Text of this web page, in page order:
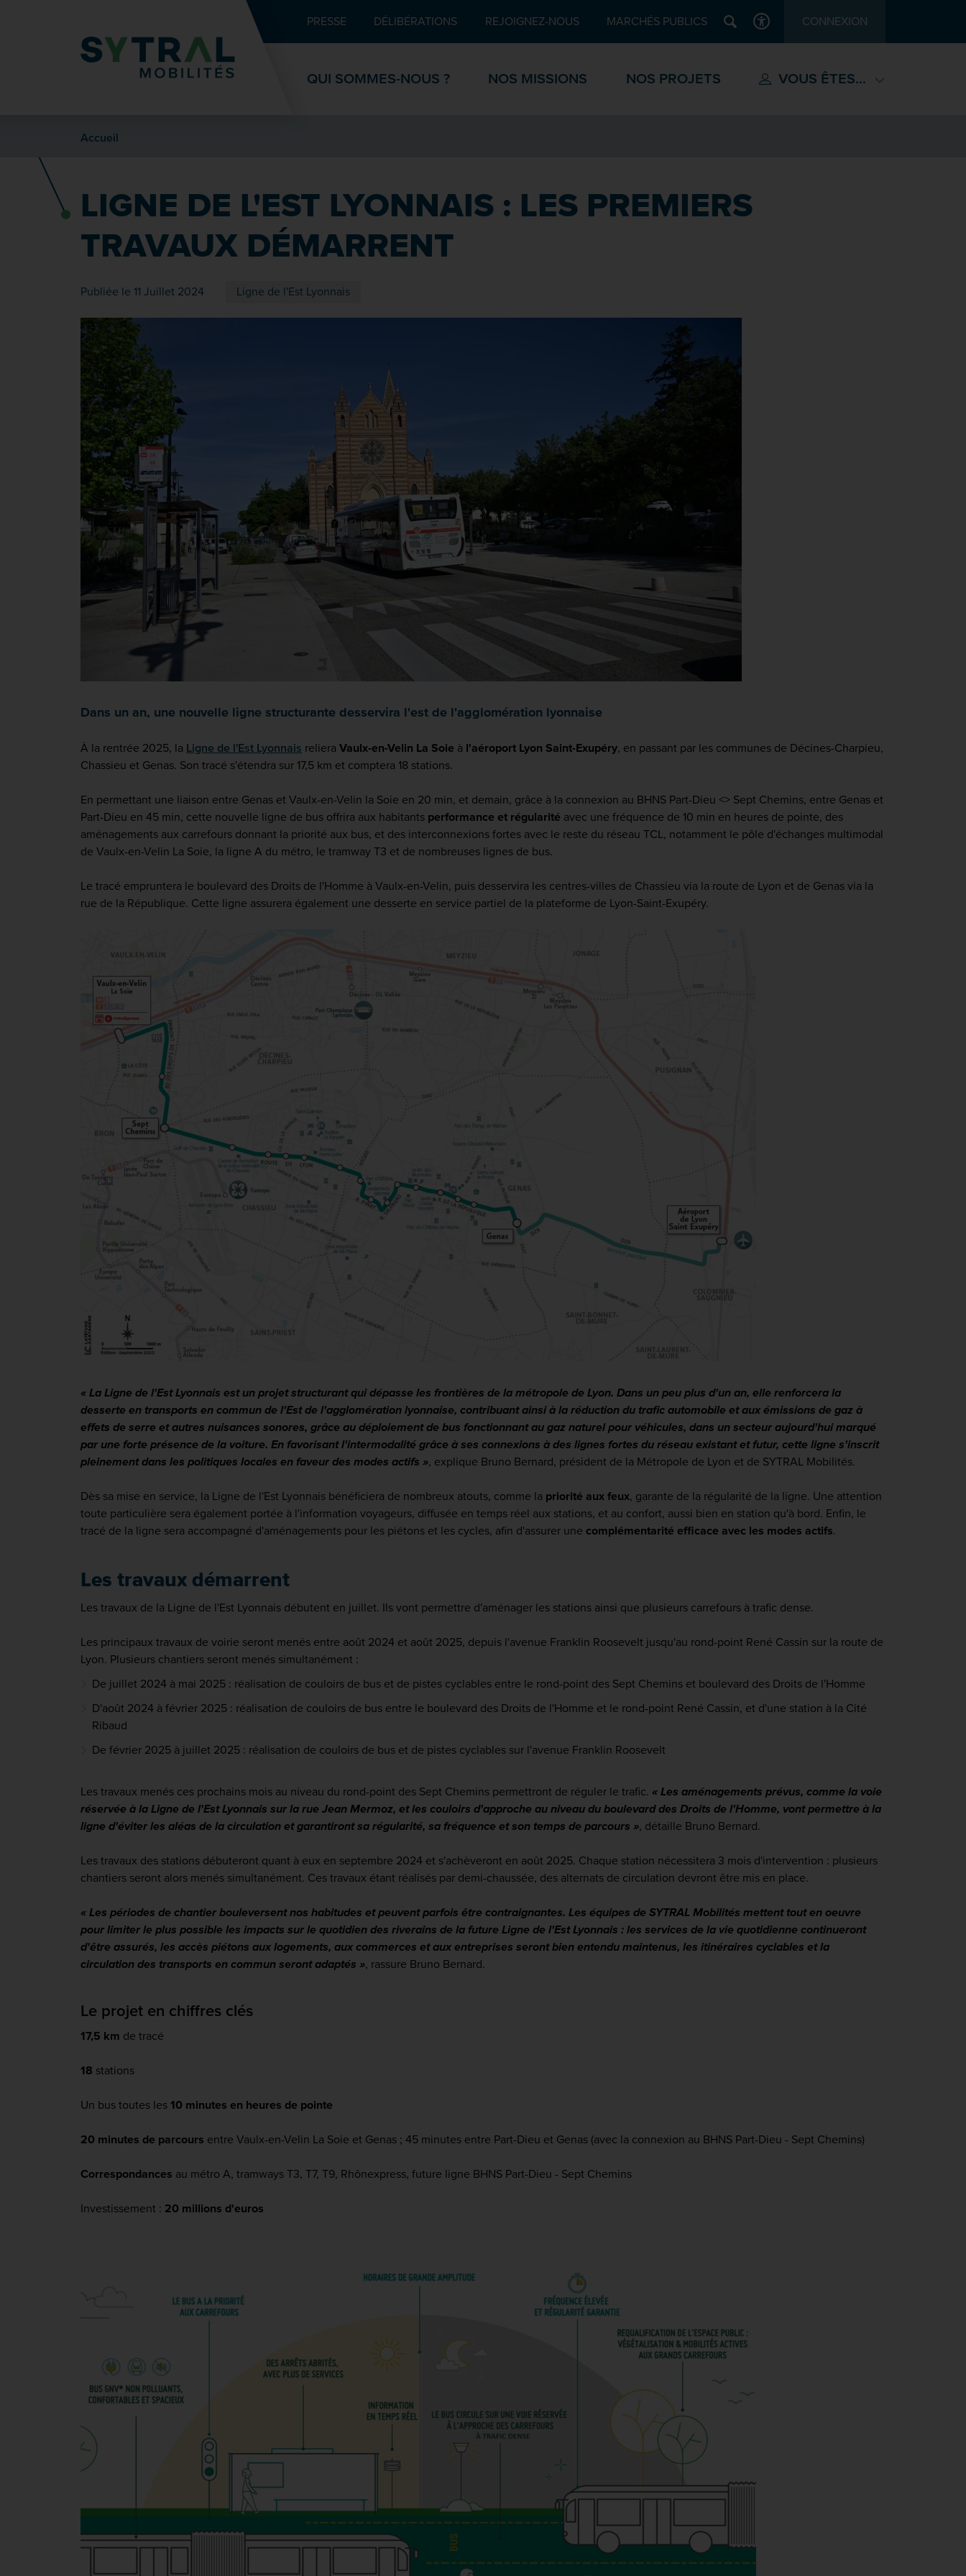
Recherche Pied de page
PRESSE DÉLIBÉRATIONS REJOIGNEZ-NOUS MARCHÉS PUBLICS Recherche
ACCESSIBILITÉCONNEXION
QUI SOMMES-NOUS ? NOS MISSIONS NOS PROJETS VOUS ÊTES...
Accueil
LIGNE DE L'EST LYONNAIS : LES PREMIERS
TRAVAUX DÉMARRENT
Publiée le 11 Juillet 2024 Ligne de l'Est Lyonnais
Dans un an, une nouvelle ligne structurante desservira l'est de l'agglomération lyonnaise
À la rentrée 2025, la Ligne de l'Est Lyonnais reliera Vaulx-en-Velin La Soie à l'aéroport Lyon Saint-Exupéry, en passant par les communes de Décines-Charpieu,
Chassieu et Genas. Son tracé s'étendra sur 17,5 km et comptera 18 stations.
En permettant une liaison entre Genas et Vaulx-en-Velin la Soie en 20 min, et demain, grâce à la connexion au BHNS Part-Dieu <> Sept Chemins, entre Genas et
Part-Dieu en 45 min, cette nouvelle ligne de bus offrira aux habitants performance et régularité avec une fréquence de 10 min en heures de pointe, des
aménagements aux carrefours donnant la priorité aux bus, et des interconnexions fortes avec le reste du réseau TCL, notamment le pôle d'échanges multimodal
de Vaulx-en-Velin La Soie, la ligne A du métro, le tramway T3 et de nombreuses lignes de bus.
Le tracé empruntera le boulevard des Droits de l'Homme à Vaulx-en-Velin, puis desservira les centres-villes de Chassieu via la route de Lyon et de Genas via la
rue de la République. Cette ligne assurera également une desserte en service partiel de la plateforme de Lyon-Saint-Exupéry.
« La Ligne de l'Est Lyonnais est un projet structurant qui dépasse les frontières de la métropole de Lyon. Dans un peu plus d'un an, elle renforcera la
desserte en transports en commun de l'Est de l'agglomération lyonnaise, contribuant ainsi à la réduction du trafic automobile et aux émissions de gaz à
effets de serre et autres nuisances sonores, grâce au déploiement de bus fonctionnant au gaz naturel pour véhicules, dans un secteur aujourd'hui marqué
par une forte présence de la voiture. En favorisant l'intermodalité grâce à ses connexions à des lignes fortes du réseau existant et futur, cette ligne s'inscrit
pleinement dans les politiques locales en faveur des modes actifs », explique Bruno Bernard, président de la Métropole de Lyon et de SYTRAL Mobilités.
Dès sa mise en service, la Ligne de l'Est Lyonnais bénéficiera de nombreux atouts, comme la priorité aux feux, garante de la régularité de la ligne. Une attention
toute particulière sera également portée à l'information voyageurs, diffusée en temps réel aux stations, et au confort, aussi bien en station qu'à bord. Enfin, le
tracé de la ligne sera accompagné d'aménagements pour les piétons et les cycles, afin d'assurer une complémentarité efficace avec les modes actifs.
Les travaux démarrent
Les travaux de la Ligne de l'Est Lyonnais débutent en juillet. Ils vont permettre d'aménager les stations ainsi que plusieurs carrefours à trafic dense.
Les principaux travaux de voirie seront menés entre août 2024 et août 2025, depuis l'avenue Franklin Roosevelt jusqu'au rond-point René Cassin sur la route de
Lyon. Plusieurs chantiers seront menés simultanément :
De juillet 2024 à mai 2025 : réalisation de couloirs de bus et de pistes cyclables entre le rond-point des Sept Chemins et boulevard des Droits de l'Homme
D'août 2024 à février 2025 : réalisation de couloirs de bus entre le boulevard des Droits de l'Homme et le rond-point René Cassin, et d'une station à la Cité
Ribaud
De février 2025 à juillet 2025 : réalisation de couloirs de bus et de pistes cyclables sur l'avenue Franklin Roosevelt
Les travaux menés ces prochains mois au niveau du rond-point des Sept Chemins permettront de réguler le trafic. « Les aménagements prévus, comme la voie
réservée à la Ligne de l'Est Lyonnais sur la rue Jean Mermoz, et les couloirs d'approche au niveau du boulevard des Droits de l'Homme, vont permettre à la
ligne d'éviter les aléas de la circulation et garantiront sa régularité, sa fréquence et son temps de parcours », détaille Bruno Bernard.
Les travaux des stations débuteront quant à eux en septembre 2024 et s'achèveront en août 2025. Chaque station nécessitera 3 mois d'intervention : plusieurs
chantiers seront alors menés simultanément. Ces travaux étant réalisés par demi-chaussée, des alternats de circulation devront être mis en place.
« Les périodes de chantier bouleversent nos habitudes et peuvent parfois être contraignantes. Les équipes de SYTRAL Mobilités mettent tout en oeuvre
pour limiter le plus possible les impacts sur le quotidien des riverains de la future Ligne de l'Est Lyonnais : les services de la vie quotidienne continueront
d'être assurés, les accès piétons aux logements, aux commerces et aux entreprises seront bien entendu maintenus, les itinéraires cyclables et la
circulation des transports en commun seront adaptés », rassure Bruno Bernard.
Le projet en chiffres clés
17,5 km de tracé
18 stations
Un bus toutes les 10 minutes en heures de pointe
20 minutes de parcours entre Vaulx-en-Velin La Soie et Genas ; 45 minutes entre Part-Dieu et Genas (avec la connexion au BHNS Part-Dieu - Sept Chemins)
Correspondances au métro A, tramways T3, T7, T9, Rhônexpress, future ligne BHNS Part-Dieu - Sept Chemins
Investissement : 20 millions d'euros